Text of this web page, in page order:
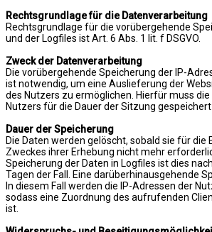
Rechtsgrundlage für die Datenverarbeitung
Rechtsgrundlage für die vorübergehende
und der Logfiles ist Art. 6 Abs. 1 lit. f DSGVO.
Zweck der Datenverarbeitung
Die vorübergehende Speicherung der IP-
ist notwendig, um eine Auslieferung der
des Nutzers zu ermöglichen. Hierfür muss die
Nutzers für die Dauer der Sitzung gespeichert
Dauer der Speicherung
Die Daten werden gelöscht, sobald sie für die
Zweckes ihrer Erhebung nicht mehr
Speicherung der Daten in Logfiles ist dies
Tagen der Fall. Eine darüberhinausgehende
In diesem Fall werden die IP-Adressen der
sodass eine Zuordnung des aufrufenden
ist.